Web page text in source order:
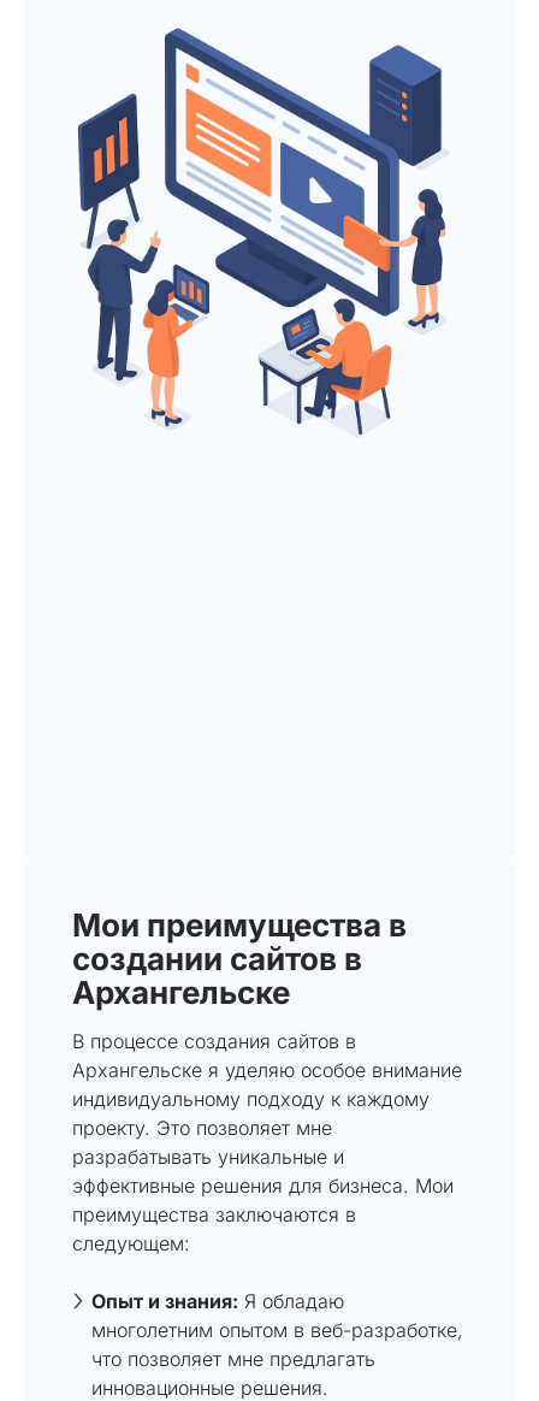
Мои преимущества в
создании сайтов в
Архангельске
В процессе создания сайтов в
Архангельске я уделяю особое внимание
индивидуальному подходу к каждому
проекту. Это позволяет мне
разрабатывать уникальные и
эффективные решения для бизнеса. Мои
преимущества заключаются в
следующем:
Опыт и знания: Я обладаю
многолетним опытом в веб-разработке,
что позволяет мне предлагать
инновационные решения.